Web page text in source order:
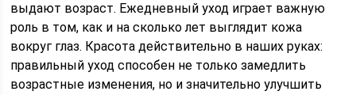
выдают возраст. Ежедневный уход играет важную
роль в том, как и на сколько лет выглядит кожа
вокруг глаз. Красота действительно в наших руках:
правильный уход способен не только замедлить
возрастные изменения, но и значительно улучшить